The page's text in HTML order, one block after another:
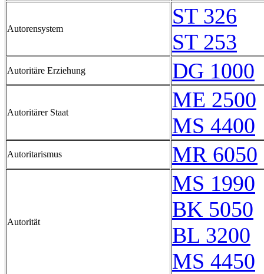
Autorensystem
ST 326
ST 253
Autoritäre Erziehung DG 1000
Autoritärer Staat
ME 2500
MS 4400
Autoritarismus MR 6050
Autorität
MS 1990
BK 5050
BL 3200
MS 4450